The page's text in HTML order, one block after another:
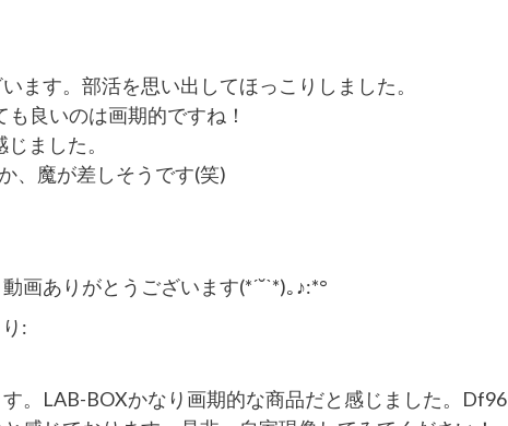
ます。部活を思い出してほっこりしました。
良いのは画期的ですね！
ました。
、魔が差しそうです(笑)
画ありがとうございます(*ˊ˘ˋ*)｡♪:*°
:
。LAB-BOXかなり画期的な商品だと感じました。Df96